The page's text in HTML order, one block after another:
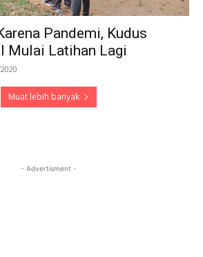
Pandemi, Kudus
Mulai Latihan Lagi
Muat lebih banyak
- Advertisment -